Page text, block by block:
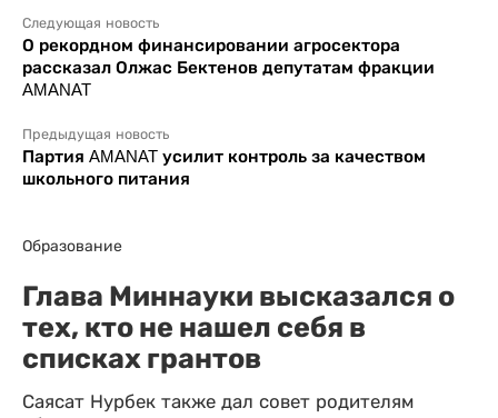
Следующая новость
О рекордном финансировании агросектора
рассказал Олжас Бектенов депутатам фракции
AMANAT
Предыдущая новость
Партия AMANAT усилит контроль за качеством
школьного питания
Образование
Глава Миннауки высказался о
тех, кто не нашел себя в
списках грантов
Саясат Нурбек также дал совет родителям